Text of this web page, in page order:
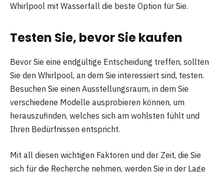
Whirlpool mit Wasserfall die beste Option für Sie.
Testen Sie, bevor Sie kaufen
Bevor Sie eine endgültige Entscheidung treffen, sollten
Sie den Whirlpool, an dem Sie interessiert sind, testen.
Besuchen Sie einen Ausstellungsraum, in dem Sie
verschiedene Modelle ausprobieren können, um
herauszufinden, welches sich am wohlsten fühlt und
Ihren Bedürfnissen entspricht.
Mit all diesen wichtigen Faktoren und der Zeit, die Sie
sich für die Recherche nehmen, werden Sie in der Lage